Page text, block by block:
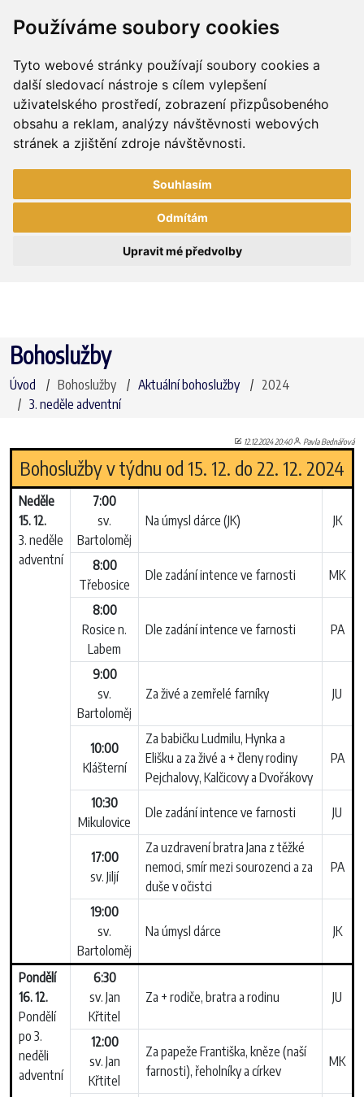
Používáme soubory cookies
Tyto webové stránky používají soubory cookies a
další sledovací nástroje s cílem vylepšení
uživatelského prostředí, zobrazení přizpůsobeného
obsahu a reklam, analýzy návštěvnosti webových
stránek a zjištění zdroje návštěvnosti.
Souhlasím
Odmítám
Upravit mé předvolby
Bohoslužby
Úvod Bohoslužby Aktuální bohoslužby
2024
3. neděle adventní
12.12.2024 20:40 Pavla Bednářová
Bohoslužby v týdnu od 15. 12. do 22. 12. 2024
Neděle
15. 12.
3. neděle
adventní
7:00
sv.
Bartoloměj
Na úmysl dárce (JK) JK
8:00
Třebosice
Dle zadání intence ve farnosti MK
8:00
Rosice n.
Labem
Dle zadání intence ve farnosti PA
9:00
sv.
Bartoloměj
Za živé a zemřelé farníky JU
10:00
Klášterní
Za babičku Ludmilu, Hynka a
Elišku a za živé a + členy rodiny
Pejchalovy, Kalčicovy a Dvořákovy
PA
10:30
Mikulovice
Dle zadání intence ve farnosti JU
17:00
sv. Jiljí
Za uzdravení bratra Jana z těžké
nemoci, smír mezi sourozenci a za
duše v očistci
PA
19:00
sv.
Bartoloměj
Na úmysl dárce JK
Pondělí
16. 12.
Pondělí
po 3.
neděli
adventní
6:30
sv. Jan
Křtitel
Za + rodiče, bratra a rodinu JU
12:00
sv. Jan
Křtitel
Za papeže Františka, kněze (naší
farnosti), řeholníky a církev
MK